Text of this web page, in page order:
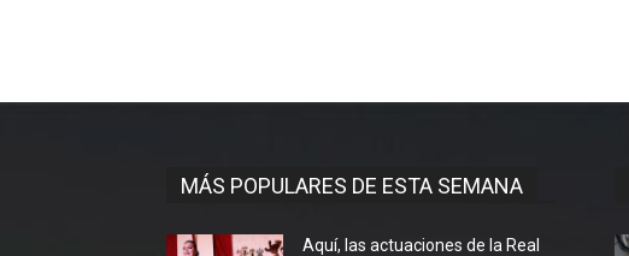
MÁS POPULARES DE ESTA SEMANA
Aquí, las actuaciones de la Real